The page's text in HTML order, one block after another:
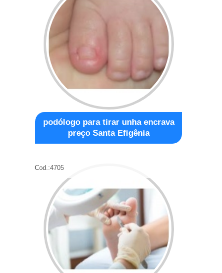
podólogo para tirar unha encrava
preço Santa Efigênia
Cod.:4705